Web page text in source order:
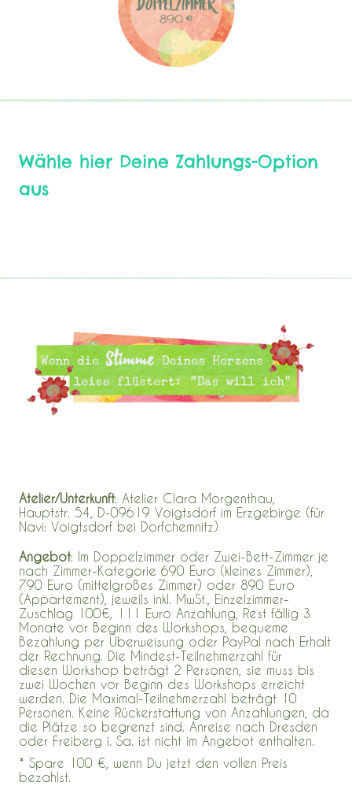
Wähle hier Deine Zahlungs-Option
aus
Atelier/Unterkunft: Atelier Clara Morgenthau,
Hauptstr. 54, D-09619 Voigtsdorf im Erzgebirge (für
Navi: Voigtsdorf bei Dorfchemnitz)
Angebot: Im Doppelzimmer oder Zwei-Bett-Zimmer je
nach Zimmer-Kategorie 690 Euro (kleines Zimmer),
790 Euro (mittelgroßes Zimmer) oder 890 Euro
(Appartement), jeweils inkl. MwSt., Einzelzimmer-
Zuschlag 100€, 111 Euro Anzahlung, Rest fällig 3
Monate vor Beginn des Workshops, bequeme
Bezahlung per Überweisung oder PayPal nach Erhalt
der Rechnung. Die Mindest-Teilnehmerzahl für
diesen Workshop beträgt 2 Personen, sie muss bis
zwei Wochen vor Beginn des Workshops erreicht
werden. Die Maximal-Teilnehmerzahl beträgt 10
Personen. Keine Rückerstattung von Anzahlungen, da
die Plätze so begrenzt sind. Anreise nach Dresden
oder Freiberg i. Sa. ist nicht im Angebot enthalten.
* Spare 100 €, wenn Du jetzt den vollen Preis
bezahlst.